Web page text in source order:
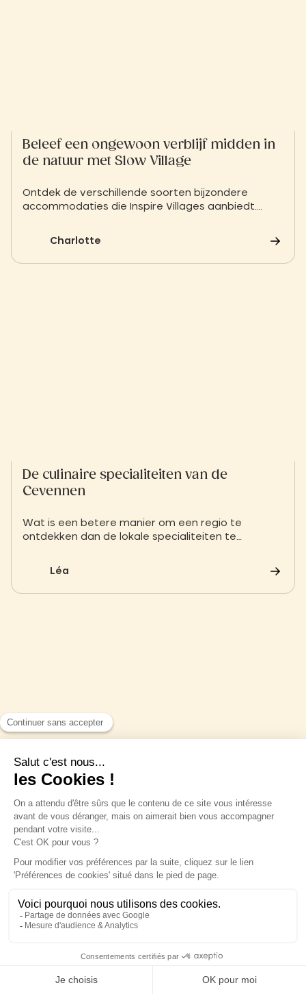
Beleef een ongewoon verblijf midden in
de natuur met Slow Village
Ontdek de verschillende soorten bijzondere
accommodaties die Inspire Villages aanbiedt.
familievakantie in Frankrijk.
Charlotte
De culinaire specialiteiten van de
Cevennen
Wat is een betere manier om een regio te
ontdekken dan de lokale specialiteiten te
Léa
Slow Village Anduze: een bijzonder
landgoed van 30 hectare in de Gard
een landgoed van 30 hectare tussen 2 rivieren die
geclassificeerd zijn als Natura 2000: de "Gardons".
Gorges du Gardon en een adembenemend
landschap.
Julien